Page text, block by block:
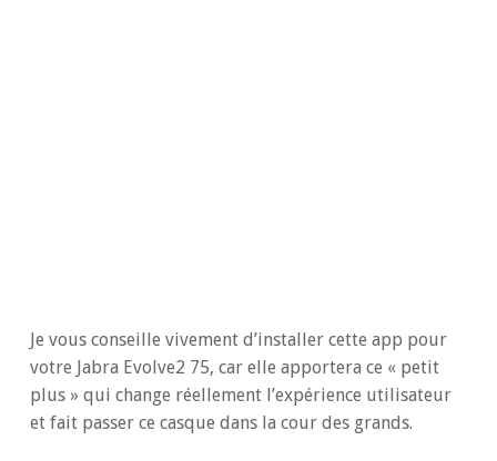
Je vous conseille vivement d’installer cette app pour
votre Jabra Evolve2 75, car elle apportera ce « petit
plus » qui change réellement l’expérience utilisateur
et fait passer ce casque dans la cour des grands.